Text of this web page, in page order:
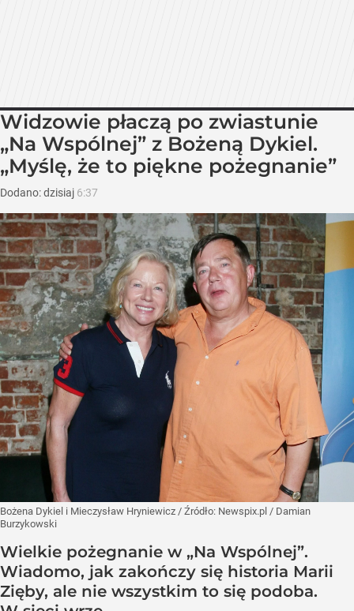
Widzowie płaczą po zwiastunie
„Na Wspólnej” z Bożeną Dykiel.
„Myślę, że to piękne pożegnanie”
Dodano:dzisiaj 6:37
Bożena Dykiel i Mieczysław Hryniewicz / Źródło: Newspix.pl / Damian
Burzykowski
Wielkie pożegnanie w „Na Wspólnej”.
Wiadomo, jak zakończy się historia Marii
Zięby, ale nie wszystkim to się podoba.